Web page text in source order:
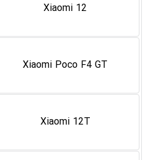
Xiaomi 12
Xiaomi Poco F4 GT
Xiaomi 12T